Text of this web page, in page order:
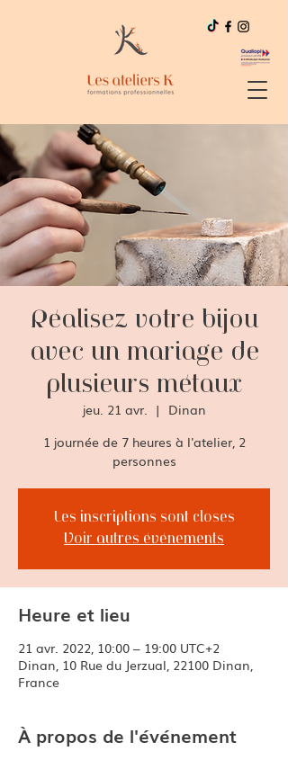
Réalisez votre bijou
avec un mariage de
plusieurs métaux
jeu. 21 avr.
  |
Dinan
1 journée de 7 heures à l'atelier, 2
Les inscriptions sont closes
Voir autres événements
Heure et lieu
21 avr. 2022, 10:00 – 19:00 UTC+2
Dinan, 10 Rue du Jerzual, 22100 Dinan,
France
À propos de l'événement